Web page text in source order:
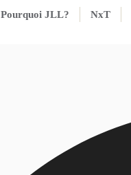
Pourquoi JLL? NxT